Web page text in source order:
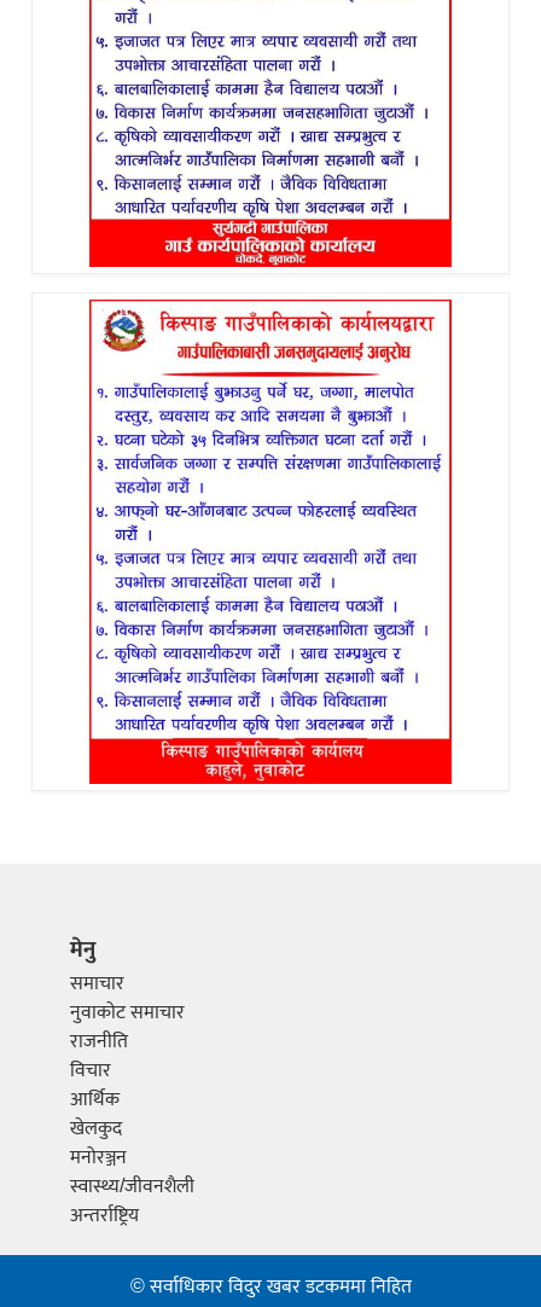
मेनु
समाचार
नुवाकोट समाचार
राजनीति
विचार
आर्थिक
खेलकुद
मनोरञ्जन
स्वास्थ्य/जीवनशैली
अन्तर्राष्ट्रिय
© सर्वाधिकार विदुर खबर डटकममा निहित